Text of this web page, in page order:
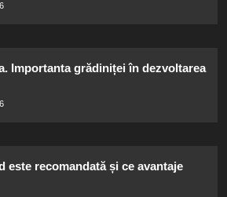
Importanta grădiniței în dezvoltarea
este recomandată și ce avantaje